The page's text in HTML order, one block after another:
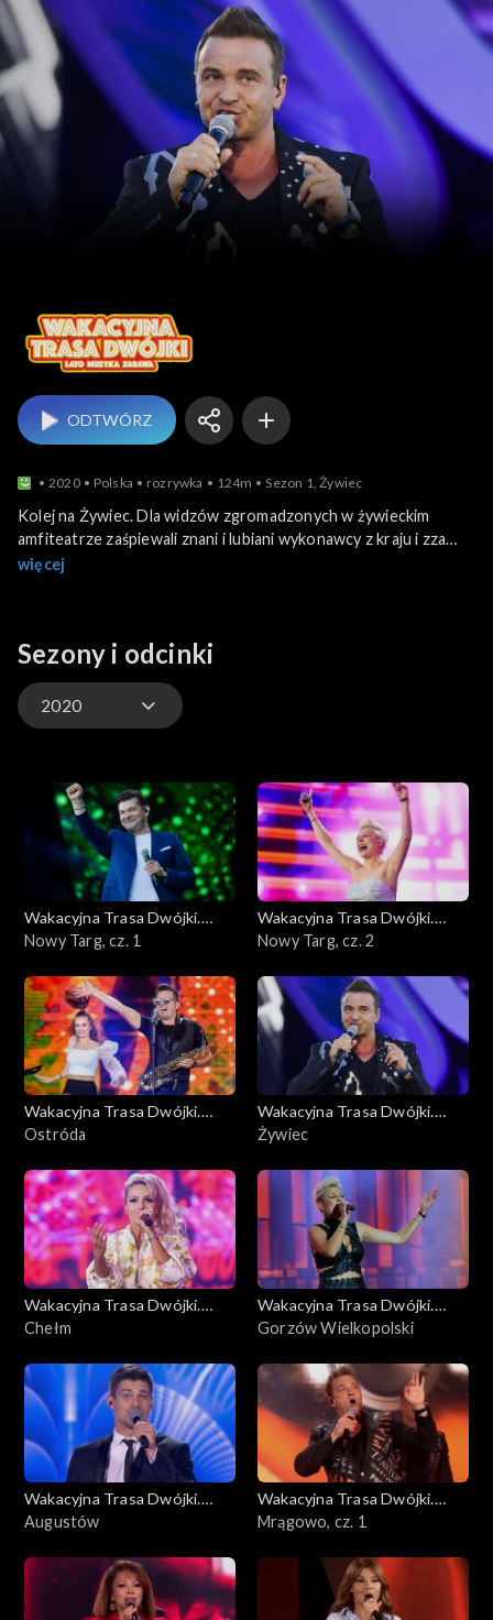
ODTWÓRZ
2020 Polska rozrywka 124m Sezon 1, Żywiec
Kolej na Żywiec. Dla widzów zgromadzonych w żywieckim
amfiteatrze zaśpiewali znani i lubiani wykonawcy z kraju i zza
granicy. Na scenie pojawili się m.in. Weekend, Bayer Full,
więcej
Sezony i odcinki
2020
2020
Wakacyjna Trasa Dwójki.
Lato, muzyka, zabawa
Nowy Targ, cz. 1
Wakacyjna Trasa Dwójki.
Lato, muzyka, zabawa
Nowy Targ, cz. 2
Wakacyjna Trasa Dwójki.
Lato, muzyka, zabawa
Ostróda
Wakacyjna Trasa Dwójki.
Lato, muzyka, zabawa
Żywiec
Wakacyjna Trasa Dwójki.
Lato, muzyka, zabawa
Chełm
Wakacyjna Trasa Dwójki.
Lato, muzyka, zabawa
Gorzów Wielkopolski
Wakacyjna Trasa Dwójki.
Lato, muzyka, zabawa
Augustów
Wakacyjna Trasa Dwójki.
Lato, muzyka, zabawa
Mrągowo, cz. 1